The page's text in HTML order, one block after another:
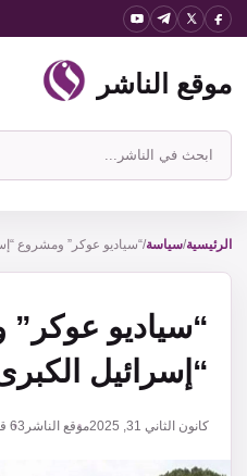
انتقل
المحتوى
موقع الناشر
ابحث
في
الناشر
الرئيسية/سياسة/“سياديو عوكر” ومشروع
“سياديو
“إسرائيل
كانون الثاني 31, 2025 موقع الناشر 63